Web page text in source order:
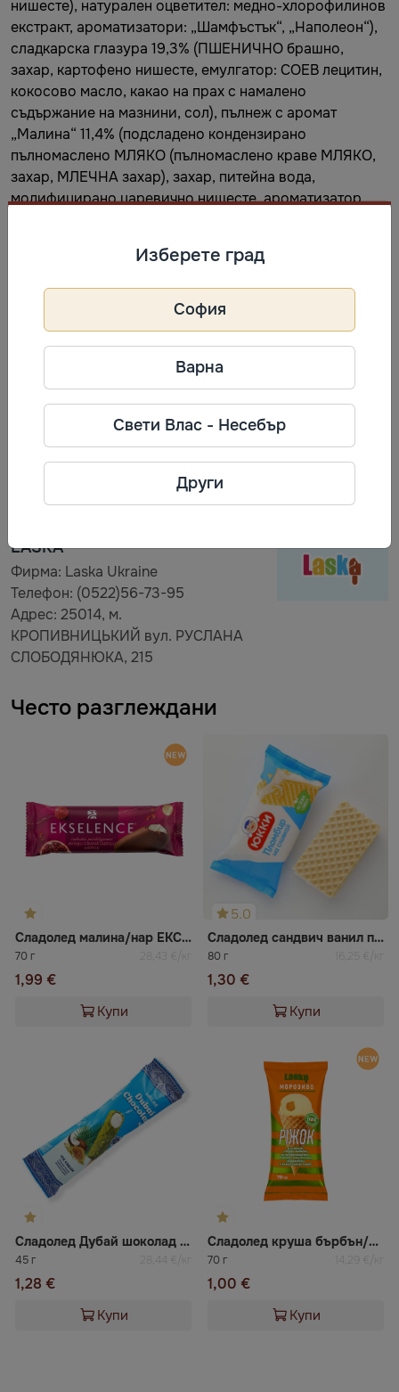
нишесте), натурален оцветител: медно-хлорофилинов
екстракт, ароматизатори: „Шамфъстък“, „Наполеон“),
сладкарска глазура 19,3% (ПШЕНИЧНО брашно,
захар, картофено нишесте, емулгатор: СОЕВ лецитин,
кокосово масло, какао на прах с намалено
съдържание на мазнини, сол), пълнеж с аромат
„Малина“ 11,4% (подсладено кондензирано
пълномаслено МЛЯКО (пълномаслено краве МЛЯКО,
захар, МЛЕЧНА захар), захар, питейна вода,
модифицирано царевично нишесте, ароматизатор
намалено съдържание на мазнини, емулгатор: СОЕВ
лецитин). Алергените са обозначени с удебелен
шрифт в състава на продукта. Може да съдържа следи
от ФЪСТЪЦИ, ЯДКИ, СУСАМ и ЯЙЧНИ продукти.
Най-добър до: виж на опаковката. Съхранявайте при
температура не по-висока от минус 18 °C. ПОВТОРНО
Информация за производител
LASKA
Фирма: Laska Ukraine
Телефон: (0522)56-73-95
Адрес: 25014, м.
КРОПИВНИЦЬКИЙ вул. РУСЛАНА
СЛОБОДЯНЮКА, 215
Често разглеждани
Сладолед малина/нар ЕКСЕЛЕНС
70 г 28,43 €/кг
1,99 €
Купи
5.0
Сладолед сандвич ванил пломбир Юкки
80 г 16,25 €/кг
1,30 €
Купи
Сладолед Дубай шоколад стайл с кокос Boujee
45 г 28,44 €/кг
1,28 €
Купи
Сладолед круша бърбън/кармел ЛАСКА
70 г 14,29 €/кг
1,00 €
Купи
Изберете град
София
Варна
Свети Влас - Несебър
Други